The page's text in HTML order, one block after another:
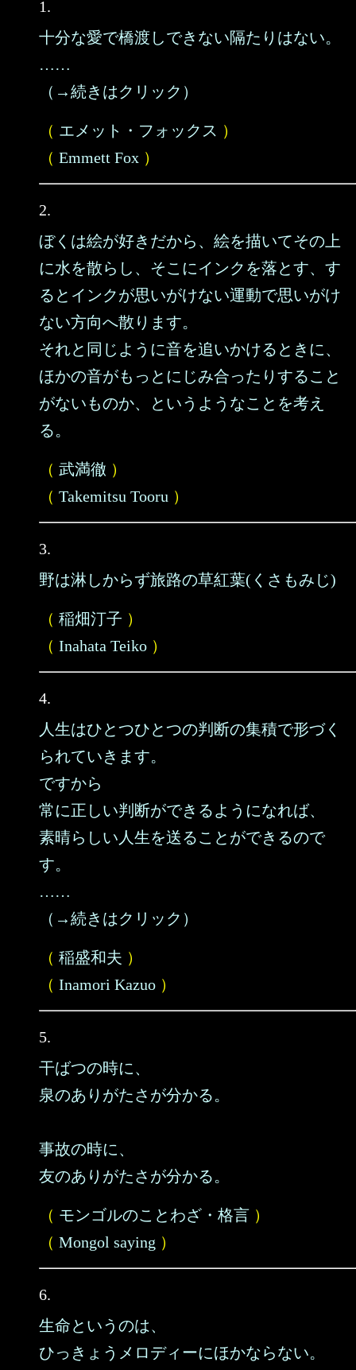
1.
十分な愛で橋渡しできない隔たりはない。
……
（→続きはクリック）
（ エメット・フォックス ）
（ Emmett Fox ）
2.
ぼくは絵が好きだから、絵を描いてその上
に水を散らし、そこにインクを落とす、す
るとインクが思いがけない運動で思いがけ
ない方向へ散ります。
それと同じように音を追いかけるときに、
ほかの音がもっとにじみ合ったりすること
がないものか、というようなことを考え
る。
（ 武満徹 ）
（ Takemitsu Tooru ）
3.
野は淋しからず旅路の草紅葉(くさもみじ)
（ 稲畑汀子 ）
（ Inahata Teiko ）
4.
人生はひとつひとつの判断の集積で形づく
られていきます。
ですから
常に正しい判断ができるようになれば、
素晴らしい人生を送ることができるので
す。
……
（→続きはクリック）
（ 稲盛和夫 ）
（ Inamori Kazuo ）
5.
干ばつの時に、
泉のありがたさが分かる。
事故の時に、
友のありがたさが分かる。
（ モンゴルのことわざ・格言 ）
（ Mongol saying ）
6.
生命というのは、
ひっきょうメロディーにほかならない。